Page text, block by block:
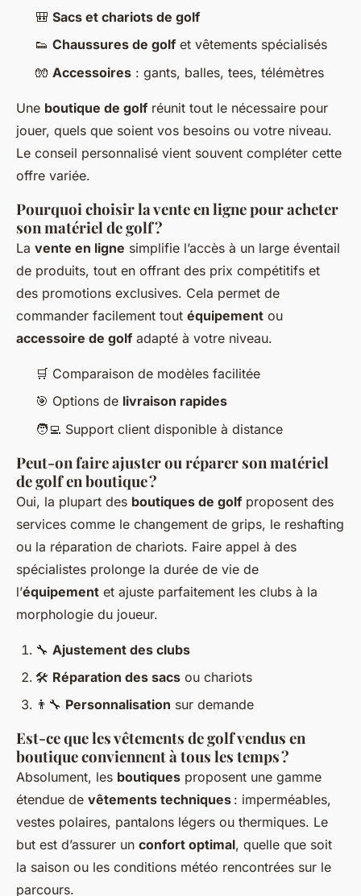
🎒 Sacs et chariots de golf
👟 Chaussures de golf et vêtements spécialisés
🧤 Accessoires : gants, balles, tees, télémètres
Une boutique de golf réunit tout le nécessaire pour
jouer, quels que soient vos besoins ou votre niveau.
Le conseil personnalisé vient souvent compléter cette
offre variée.
Pourquoi choisir la vente en ligne pour acheter
son matériel de golf ?
La vente en ligne simplifie l’accès à un large éventail
de produits, tout en offrant des prix compétitifs et
des promotions exclusives. Cela permet de
commander facilement tout équipement ou
accessoire de golf adapté à votre niveau.
🛒 Comparaison de modèles facilitée
🎯 Options de livraison rapides
🧑‍💻 Support client disponible à distance
Peut-on faire ajuster ou réparer son matériel
de golf en boutique ?
Oui, la plupart des boutiques de golf proposent des
services comme le changement de grips, le reshafting
ou la réparation de chariots. Faire appel à des
spécialistes prolonge la durée de vie de
l’équipement et ajuste parfaitement les clubs à la
morphologie du joueur.
🔧 Ajustement des clubs
🛠 Réparation des sacs ou chariots
👨‍🔧 Personnalisation sur demande
Est-ce que les vêtements de golf vendus en
boutique conviennent à tous les temps ?
Absolument, les boutiques proposent une gamme
étendue de vêtements techniques : imperméables,
vestes polaires, pantalons légers ou thermiques. Le
but est d’assurer un confort optimal, quelle que soit
la saison ou les conditions météo rencontrées sur le
parcours.